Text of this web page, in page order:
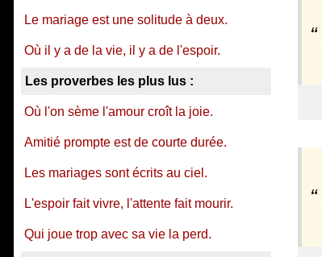
Le mariage est une solitude à deux.
Où il y a de la vie, il y a de l'espoir.
Les proverbes les plus lus :
Où l'on sème l'amour croît la joie.
Amitié prompte est de courte durée.
Les mariages sont écrits au ciel.
L'espoir fait vivre, l'attente fait mourir.
Qui joue trop avec sa vie la perd.